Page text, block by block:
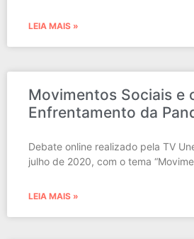
LEIA MAIS »
Movimentos Sociais e
Enfrentamento da
Debate online realizado pela TV
julho de 2020, com o tema
LEIA MAIS »